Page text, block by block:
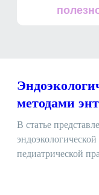
методами
В статье
педиатрической